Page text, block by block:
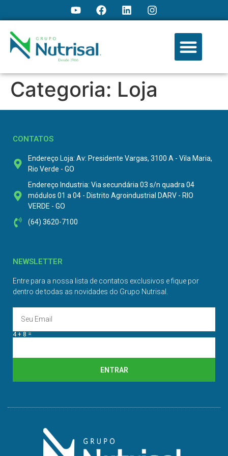
Categoria: Loja
CONTATOS
Endereço Loja: Av: Presidente Vargas, 3100 A - Vila Maria,
Rio Verde - GO
Endereço Industria: Via secundária 03 s/n quadra 04
módulos 01 a 04 - Distrito Agroindustrial DARV - RIO
VERDE - GO
(64) 3620-7100
NEWSLETTER
Entre para a nossa lista de contatos exclusivos e fique por
dentro de todas as novidades do Grupo Nutrisal.
4 + 8 =
ENTRAR